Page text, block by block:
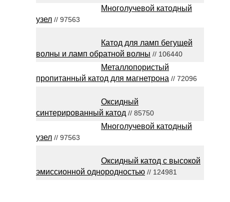
Многолучевой катодный
узел // 97563
Катод для ламп бегущей
волны и ламп обратной волны // 106440
Металлопористый
пропитанный катод для магнетрона // 72096
Оксидный
синтерированный катод // 85750
Многолучевой катодный
узел // 97563
Оксидный катод с высокой
эмиссионной однородностью // 124981